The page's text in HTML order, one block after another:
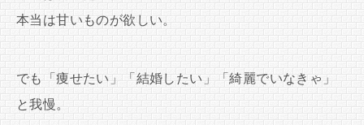
本当は甘いものが欲しい。
でも「痩せたい」「結婚したい」「綺麗でいなきゃ」
と我慢。